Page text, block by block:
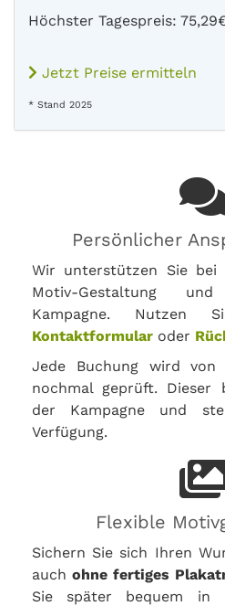
Höchster Tagespreis:
Jetzt Preise ermitteln
* Stand 2025
Persönlicher
Wir unterstützen Sie bei
Motiv-Gestaltung
Kampagne. Nutzen
Kontaktformular oder
Jede Buchung wird von
nochmal geprüft. Dieser
der Kampagne und
Verfügung.
Flexible
Sichern Sie sich Ihren
auch ohne fertiges
Sie später bequem in